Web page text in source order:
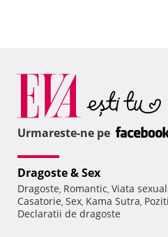
Urmareste-ne pe
Dragoste & Sex
Dragoste, Romantic, Viata
Casatorie, Sex, Kama Sutra,
Declaratii de dragoste